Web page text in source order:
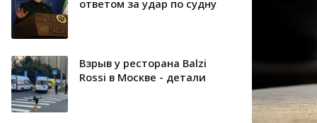
ответом за удар по судну
Взрыв у ресторана Balzi
Rossi в Москве - детали